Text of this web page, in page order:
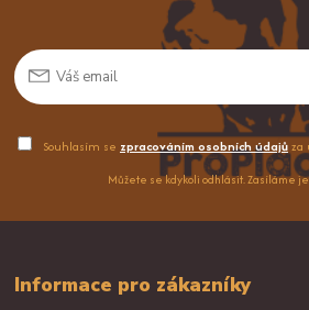
Souhlasím se zpracováním osobních údajůza
Můžete se kdykoli odhlásit. Zasíláme
Informace pro zákazníky